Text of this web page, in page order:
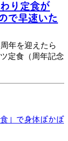
り定食が
で早速いた
年を迎えたら
定食（周年記念
」で身体ぽかぽ